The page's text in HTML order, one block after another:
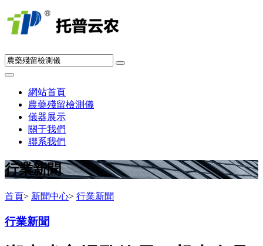
網站首頁
農藥殘留檢測儀
儀器展示
關于我們
聯系我們
行業新聞
首頁> 新聞中心> 行業新聞
行業新聞